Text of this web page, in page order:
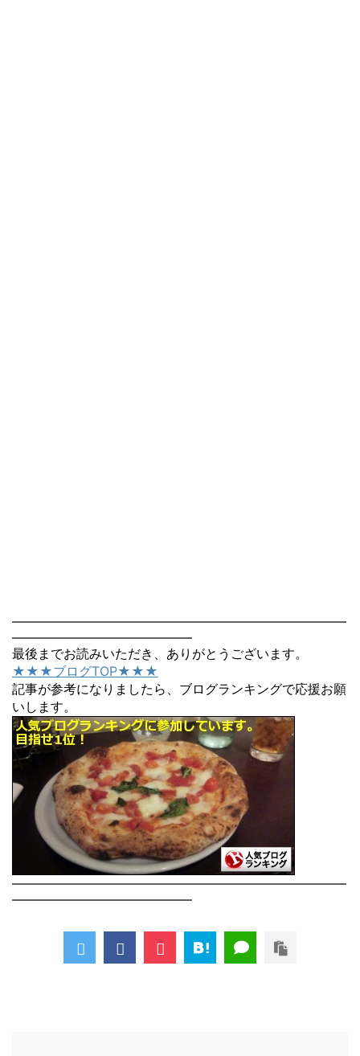
――――――――――――――――――――――――――
――――――――――――――
最後までお読みいただき、ありがとうございます。
★★★ブログTOP★★★
記事が参考になりましたら、ブログランキングで応援お願
いします。
――――――――――――――――――――――――――
――――――――――――――